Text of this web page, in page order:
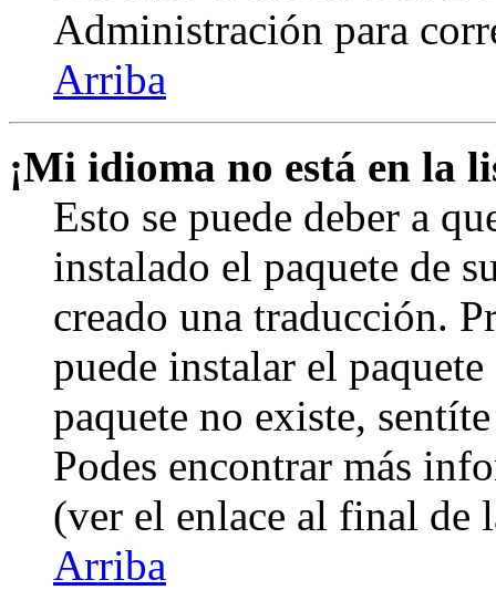
Administración para
Arriba
¡Mi idioma no está en la
Esto se puede deber a
instalado el paquete de
creado una traducción.
puede instalar el
paquete no existe,
Podes encontrar más
(ver el enlace al final de
Arriba